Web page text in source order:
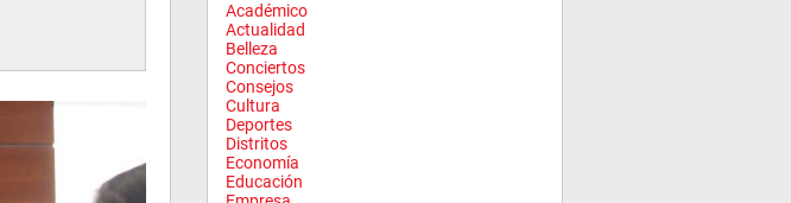
Académico
Actualidad
Belleza
Conciertos
Consejos
Cultura
Deportes
Distritos
Economía
Educación